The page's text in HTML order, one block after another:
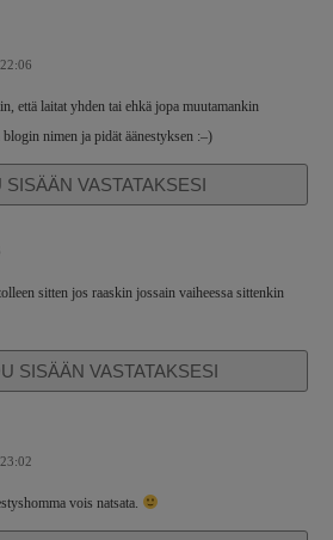
että laitat yhden tai ehkä jopa muutamankin
nimen ja pidät äänestyksen :–)
VASTATAKSESI
sitten jos raaskin jossain vaiheessa sittenkin
SISÄÄN VASTATAKSESI
vois natsata.